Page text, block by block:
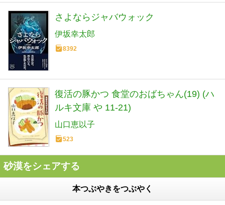
さよならジャバウォック
伊坂幸太郎
8392
復活の豚かつ 食堂のおばちゃん(19) (ハ
ルキ文庫 や 11-21)
山口恵以子
523
砂漠をシェアする
本つぶやきをつぶやく